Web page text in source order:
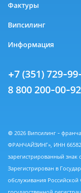
Фактуры
Випсилинг
Информация
+7 (351) 729-
8 800 200-00-92
© 2026 Випсилинг -
ФРАНЧАЙЗИНГ», ИНН
зарегистрированный знак
Зарегистрирован в
обслуживания